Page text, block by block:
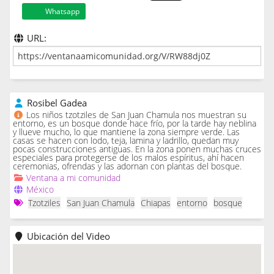
Whatsapp
URL:
Rosibel Gadea
Los niños tzotziles de San Juan Chamula nos muestran su
entorno, es un bosque donde hace frío, por la tarde hay neblina
y llueve mucho, lo que mantiene la zona siempre verde. Las
casas se hacen con lodo, teja, lamina y ladrillo, quedan muy
pocas construcciones antiguas. En la zona ponen muchas cruces
especiales para protegerse de los malos espíritus, ahí hacen
ceremonias, ofrendas y las adornan con plantas del bosque.
Ventana a mi comunidad
México
Tzotziles
San Juan Chamula Chiapas entorno bosque
Ubicación del Video